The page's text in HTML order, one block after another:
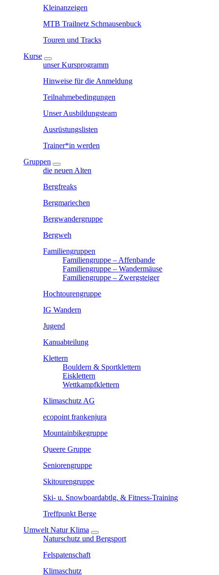
Kleinanzeigen
MTB Trailnetz Schmausenbuck
Touren und Tracks
Kurse
unser Kursprogramm
Hinweise für die Anmeldung
Teilnahmebedingungen
Unser Ausbildungsteam
Ausrüstungslisten
Trainer*in werden
Gruppen
die neuen Alten
Bergfreaks
Bergmariechen
Bergwandergruppe
Bergweh
Familiengruppen
Familiengruppe – Affenbande
Familiengruppe – Wandermäuse
Familiengruppe – Zwergsteiger
Hochtourengruppe
IG Wandern
Jugend
Kanuabteilung
Klettern
Bouldern & Sportklettern
Eisklettern
Wettkampfklettern
Klimaschutz AG
ecopoint frankenjura
Mountainbikegruppe
Queere Gruppe
Seniorengruppe
Skitourengruppe
Ski- u. Snowboardabtlg. & Fitness-Training
Treffpunkt Berge
Umwelt Natur Klima
Naturschutz und Bergsport
Felspatenschaft
Klimaschutz